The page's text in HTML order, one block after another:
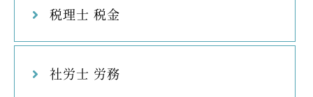
税理士 税金
社労士 労務